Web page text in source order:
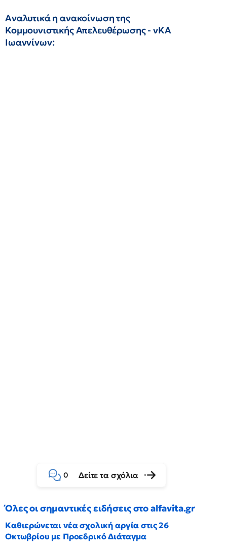
Αναλυτικά η ανακοίνωση της
Κομμουνιστικής Απελευθέρωσης - νΚΑ
Ιωαννίνων:
0 Δείτε τα σχόλια
Όλες οι σημαντικές ειδήσεις στο alfavita.gr
Καθιερώνεται νέα σχολική αργία στις 26
Οκτωβρίου με Προεδρικό Διάταγμα